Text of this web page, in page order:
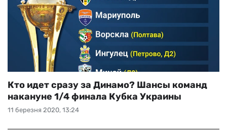
11 березня 2020, 13:24
Кто идет сразу за Динамо? Шансы команд
накануне 1/4 финала Кубка Украины